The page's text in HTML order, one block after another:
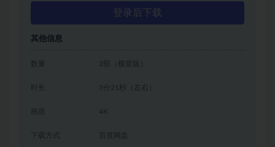
登录后下载
其他信息
数量 2部（横竖版）
时长 3分21秒（左右）
4K
下载方式 百度网盘